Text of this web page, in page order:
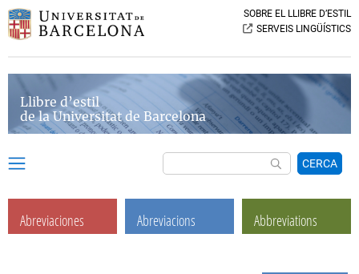
SOBRE EL LLIBRE D’ESTIL
SERVEIS LINGÜÍSTICS
Llibre d’estil
de la Universitat de Barcelona
CERCA
Abreviaciones Abreviacions Abbreviations